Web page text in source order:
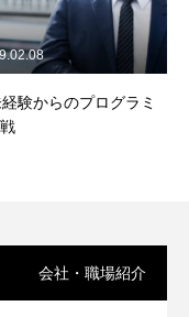
験からのプログラミ
会社・職場紹介